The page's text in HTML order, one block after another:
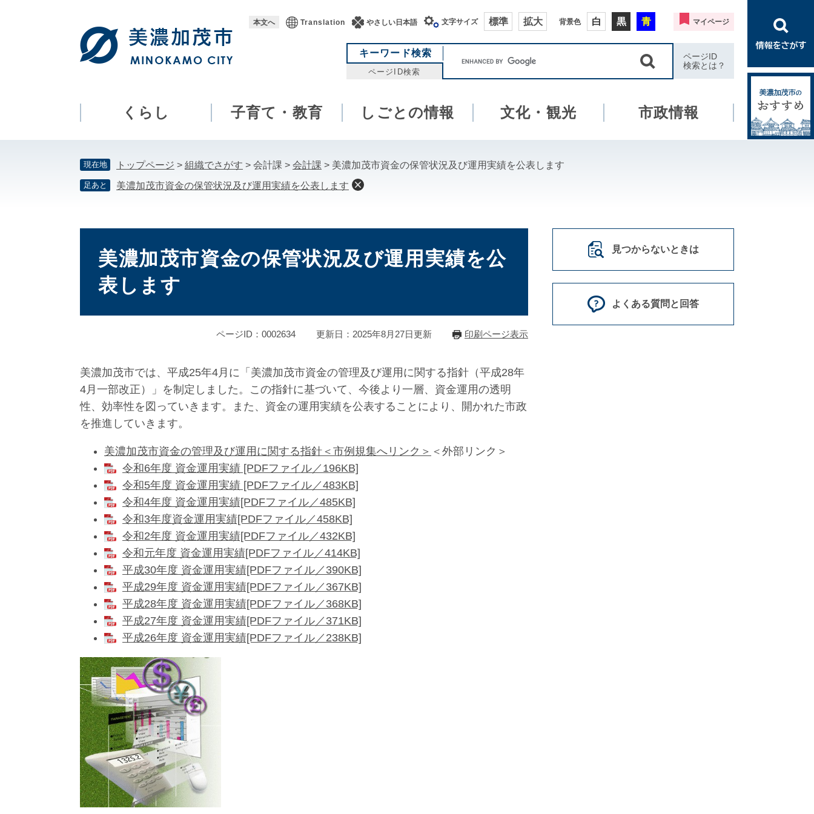
本
本文へ Translation やさしい日本語 文字サイズ 標準 拡大 背景色 白 黒 青 マイページ
キーワード検索
ページID検索
ワ
ド
索
ページID
検索とは？
くらし 子育て・教育 しごとの情報 文化・観光 市政情報
現在地 トップページ > 組織でさがす > 会計課 > 会計課 > 美濃加茂市資金の保管状況及び運用実績を公表します
足あと 美濃加茂市資金の保管状況及び運用実績を公表します
美濃加茂市資金の保管状況及び運用実績を公
表します
ページID：0002634 更新日：2025年8月27日更新 印刷ページ表示
美濃加茂市では、平成25年4月に「美濃加茂市資金の管理及び運用に関する指針（平成28年
4月一部改正）」を制定しました。この指針に基づいて、今後より一層、資金運用の透明
性、効率性を図っていきます。また、資金の運用実績を公表することにより、開かれた市政
を推進していきます。
美濃加茂市資金の管理及び運用に関する指針＜市例規集へリンク＞ ＜外部リンク＞
令和6年度 資金運用実績 [PDFファイル／196KB]
令和5年度 資金運用実績 [PDFファイル／483KB]
令和4年度 資金運用実績[PDFファイル／485KB]
令和3年度資金運用実績[PDFファイル／458KB]
令和2年度 資金運用実績[PDFファイル／432KB]
令和元年度 資金運用実績[PDFファイル／414KB]
平成30年度 資金運用実績[PDFファイル／390KB]
平成29年度 資金運用実績[PDFファイル／367KB]
平成28年度 資金運用実績[PDFファイル／368KB]
平成27年度 資金運用実績[PDFファイル／371KB]
平成26年度 資金運用実績[PDFファイル／238KB]
見つからないときは
よくある質問と回答